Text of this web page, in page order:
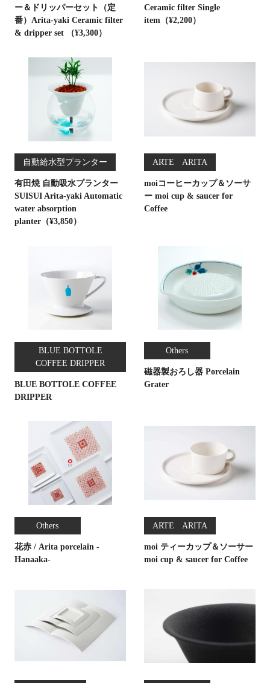
ー＆ドリッパーセット（定
番）Arita-yaki Ceramic filter
& dripper set （¥3,300）
Ceramic filter Single
item（¥2,200）
自動給水型プランター
有田焼 自動吸水プランター
SUISUI Arita-yaki Automatic
water absorption
planter（¥3,850）
ARTE ARITA
moiコーヒーカップ＆ソーサ
ー moi cup & saucer for
Coffee
BLUE BOTTOLE
COFFEE DRIPPER
BLUE BOTTOLE COFFEE
DRIPPER
Others
磁器製おろし器 Porcelain
Grater
Others
花赤 / Arita porcelain -
Hanaaka-
ARTE ARITA
moi ティーカップ＆ソーサー
moi cup & saucer for Coffee